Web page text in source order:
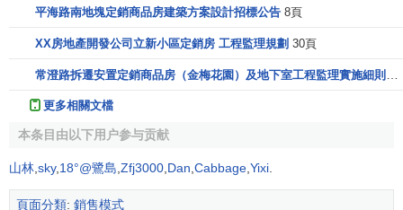
平海路南地塊定銷商品房建築方案設計招標公告 8頁
XX房地產開發公司立新小區定銷房 工程監理規劃 30頁
常澄路拆遷安置定銷商品房（金梅花園）及地下室工程監理實施細則
更多相關文檔
本条目由以下用户参与贡献
山林 sky, 18°@鷺島 Zfj3000 Dan Cabbage Yixi
頁面分類: 銷售模式